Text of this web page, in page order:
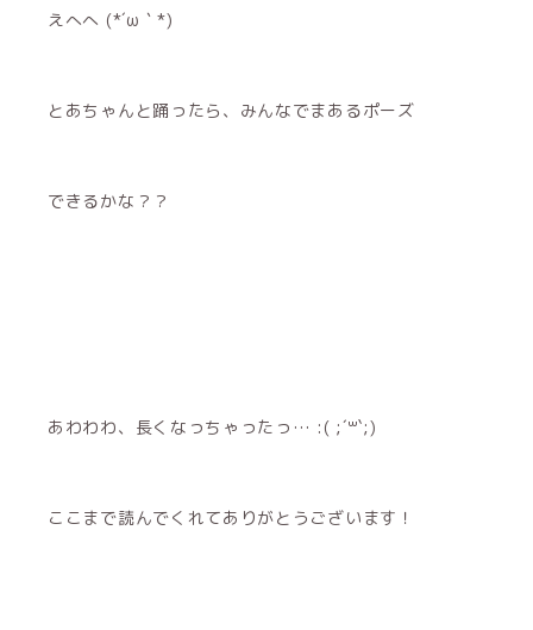
えへへ (*´ω｀*)
とあちゃんと踊ったら、みんなでまあるポーズ
できるかな？？
あわわわ、長くなっちゃったっ… :( ;´꒳`;)
ここまで読んでくれてありがとうございます！